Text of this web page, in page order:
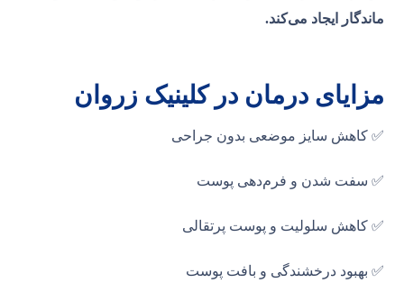
ماندگار ایجاد می‌کند.
مزایای درمان در کلینیک زروان
✅ کاهش سایز موضعی بدون جراحی
✅ سفت شدن و فرم‌دهی پوست
✅ کاهش سلولیت و پوست پرتقالی
✅ بهبود درخشندگی و بافت پوست